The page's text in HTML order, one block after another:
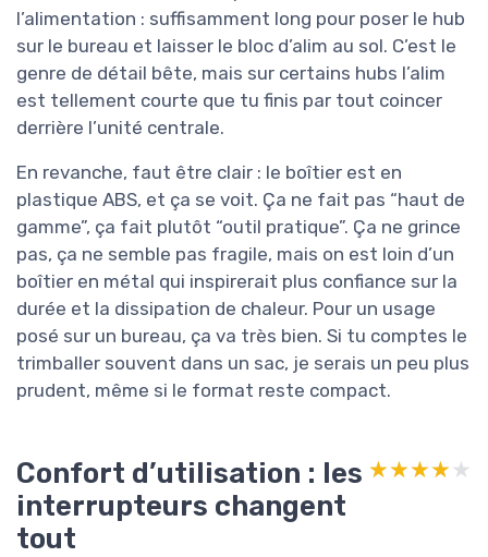
l’alimentation : suffisamment long pour poser le hub
sur le bureau et laisser le bloc d’alim au sol. C’est le
genre de détail bête, mais sur certains hubs l’alim
est tellement courte que tu finis par tout coincer
derrière l’unité centrale.
En revanche, faut être clair : le boîtier est en
plastique ABS, et ça se voit. Ça ne fait pas “haut de
gamme”, ça fait plutôt “outil pratique”. Ça ne grince
pas, ça ne semble pas fragile, mais on est loin d’un
boîtier en métal qui inspirerait plus confiance sur la
durée et la dissipation de chaleur. Pour un usage
posé sur un bureau, ça va très bien. Si tu comptes le
trimballer souvent dans un sac, je serais un peu plus
prudent, même si le format reste compact.
Confort d’utilisation : les
interrupteurs changent
tout
★★★★★
★★★★★